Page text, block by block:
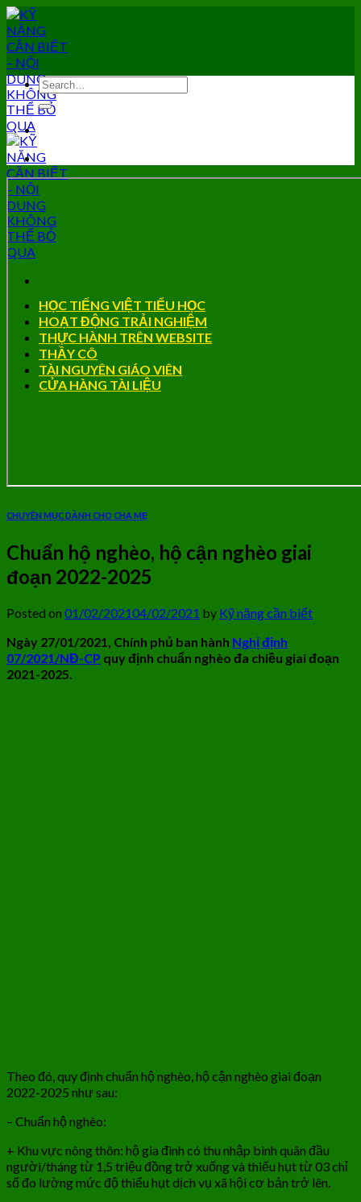
Skip
to
content
HỌC TIẾNG VIỆT TIỂU HỌC
HOẠT ĐỘNG TRẢI NGHIỆM
THỰC HÀNH TRÊN WEBSITE
THẦY CÔ
TÀI NGUYÊN GIÁO VIÊN
CỬA HÀNG TÀI LIỆU
CHUYÊN MỤC DÀNH CHO CHA MẸ
Chuẩn hộ nghèo, hộ cận nghèo giai
đoạn 2022-2025
Posted on 01/02/202104/02/2021 by Kỹ năng cần biết
Ngày 27/01/2021, Chính phủ ban hành Nghị định
07/2021/NĐ-CP quy định chuẩn nghèo đa chiều giai đoạn
2021-2025.
Theo đó, quy định chuẩn hộ nghèo, hộ cận nghèo giai đoạn
2022-2025 như sau:
– Chuẩn hộ nghèo:
+ Khu vực nông thôn: hộ gia đình có thu nhập bình quân đầu
người/tháng từ 1,5 triệu đồng trở xuống và thiếu hụt từ 03 chỉ
số đo lường mức độ thiếu hụt dịch vụ xã hội cơ bản trở lên.